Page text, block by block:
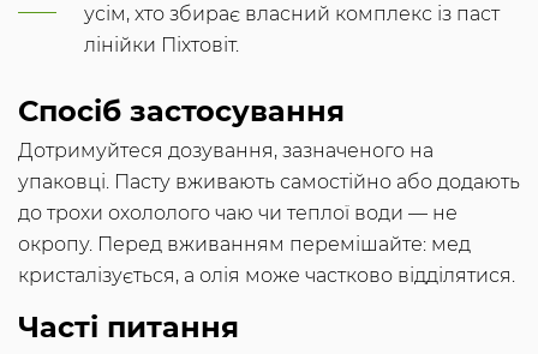
усім, хто збирає власний комплекс із паст
лінійки Піхтовіт.
Спосіб застосування
Дотримуйтеся дозування, зазначеного на
упаковці. Пасту вживають самостійно або додають
до трохи охололого чаю чи теплої води — не
окропу. Перед вживанням перемішайте: мед
кристалізується, а олія може частково відділятися.
Часті питання